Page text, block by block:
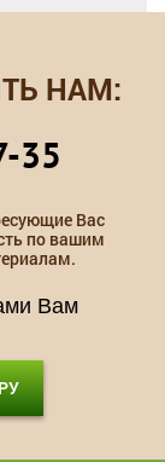
НАМ:
35
Вас
по вашим
Вам